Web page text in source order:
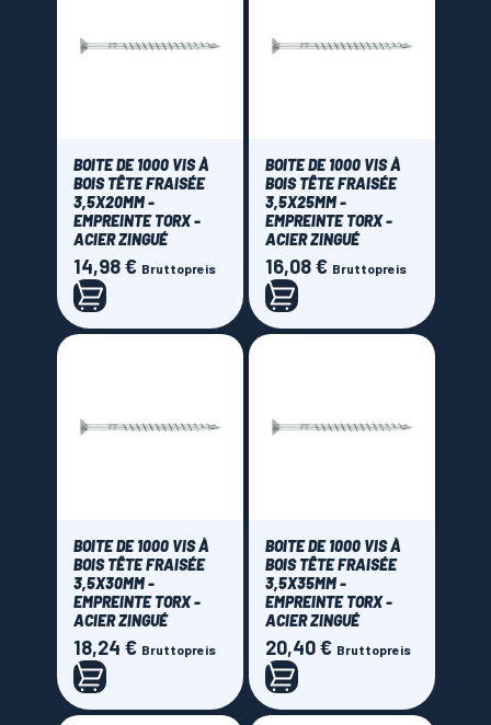
BOITE DE 1000 VIS À
BOIS TÊTE FRAISÉE
3,5X20MM -
EMPREINTE TORX -
ACIER ZINGUÉ
Preis
14,98 € Bruttopreis
BOITE DE 1000 VIS À
BOIS TÊTE FRAISÉE
3,5X25MM -
EMPREINTE TORX -
ACIER ZINGUÉ
Preis
16,08 € Bruttopreis
BOITE DE 1000 VIS À
BOIS TÊTE FRAISÉE
3,5X30MM -
EMPREINTE TORX -
ACIER ZINGUÉ
Preis
18,24 € Bruttopreis
BOITE DE 1000 VIS À
BOIS TÊTE FRAISÉE
3,5X35MM -
EMPREINTE TORX -
ACIER ZINGUÉ
Preis
20,40 € Bruttopreis